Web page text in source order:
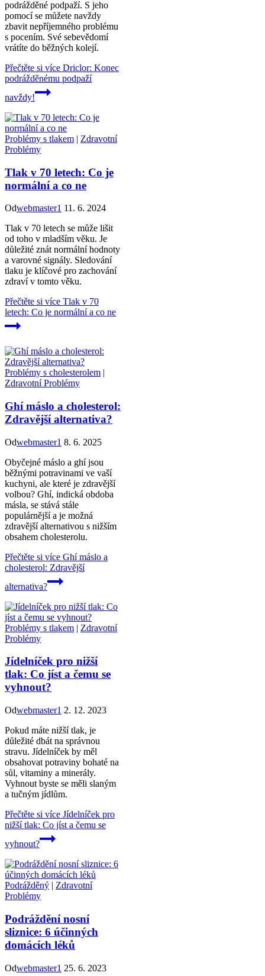
podrážděné podpaží. S jeho
pomocí se můžete navždy
zbavit nepříjemného problému
s pocením. Své sebevědomí
vrátíte do běžných kolejí.
Přečtěte si více Driclor: Konec
podrážděnému podpaží
navždy!
Problémy s tlakem | Zdravotní
Problémy
Tlak v 70 letech: Co je
normální a co ne
Odwebmaster1 11. 6. 2024
Tlak v 70 letech se může lišit
od toho v mladším věku. Je
důležité znát normální hodnoty
a varovné signály. Sledování
tlaku je klíčové pro zachování
zdraví v tomto věku.
Přečtěte si více Tlak v 70
letech: Co je normální a co ne
Problémy s cholesterolem |
Zdravotní Problémy
Ghí máslo a cholesterol:
Zdravější alternativa?
Odwebmaster1 8. 6. 2025
Obyčejné máslo a ghí jsou
běžnými potravinami ve vaší
kuchyni, ale které je zdravější
volbou? Ghí, indická obdoba
másla, se stává stále
populárnější a je možná
zdravější alternativou s nižším
obsahem cholesterolu.
Přečtěte si více Ghí máslo a
cholesterol: Zdravější
alternativa?
Problémy s tlakem | Zdravotní
Problémy
Jídelníček pro nižší
tlak: Co jíst a čemu se
vyhnout?
Odwebmaster1 2. 12. 2023
Pokud máte nižší tlak, je
důležité dbát na správnou
stravu. Jídelníček by měl
obsahovat potraviny bohaté na
sůl, vitaminy a minerály.
Vyhnout byste se měli slaným
a tučným jídlům.
Přečtěte si více Jídelníček pro
nižší tlak: Co jíst a čemu se
vyhnout?
Podrážděný | Zdravotní
Problémy
Podráždění nosní
sliznice: 6 účinných
domácích léků
Odwebmaster1 25. 6. 2023